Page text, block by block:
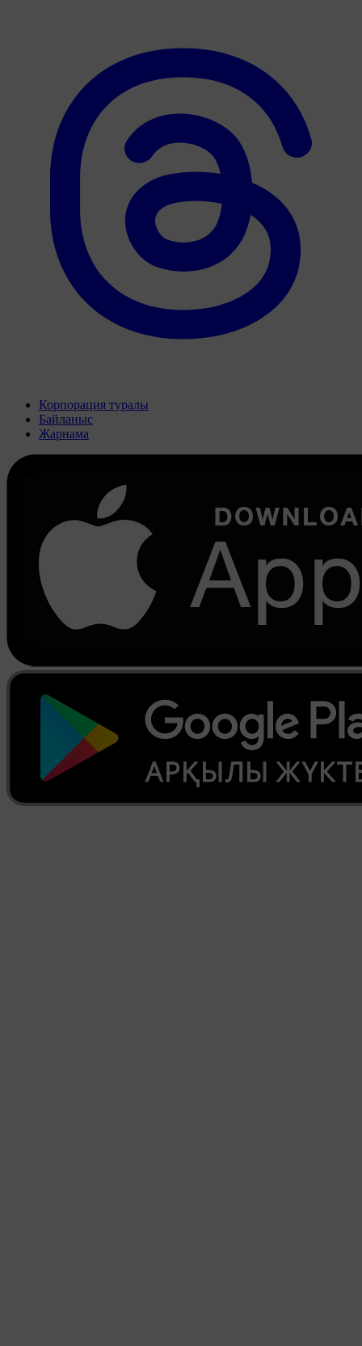
Корпорация туралы
Байланыс
Жарнама